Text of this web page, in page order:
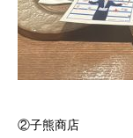
②子熊商店